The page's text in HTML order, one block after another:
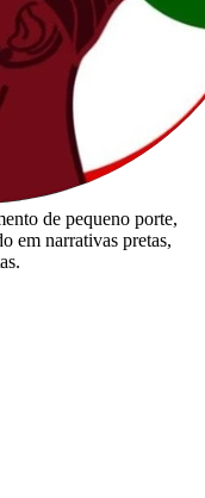
de pequeno porte,
em narrativas pretas,